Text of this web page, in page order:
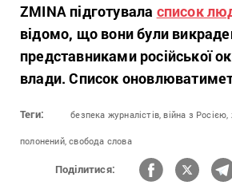
ZMINA підготувала список
відомо, що вони були
представниками російської
влади. Список
Теги: безпека журналістів, війна з Росією,
полонений, свобода слова
Поділитися: